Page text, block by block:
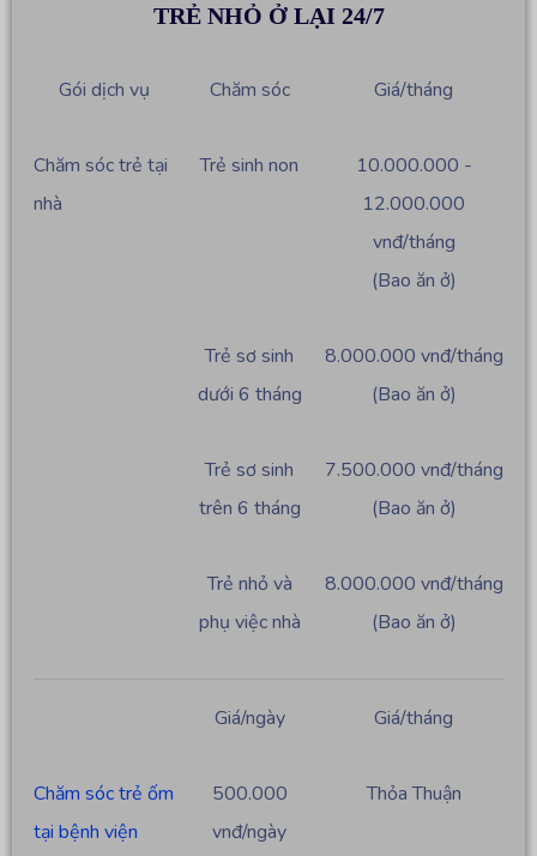
TRẺ NHỎ Ở LẠI 24/7
Gói dịch vụ Chăm sóc Giá/tháng
Chăm sóc trẻ tại
nhà
Trẻ sinh non
10.000.000 -
12.000.000
vnđ/tháng
(Bao ăn ở)
Trẻ sơ sinh
dưới 6 tháng
8.000.000 vnđ/tháng
(Bao ăn ở)
Trẻ sơ sinh
trên 6 tháng
7.500.000 vnđ/tháng
(Bao ăn ở)
Trẻ nhỏ và
phụ việc nhà
8.000.000 vnđ/tháng
(Bao ăn ở)
Giá/ngày Giá/tháng
Chăm sóc trẻ ốm
tại bệnh viện
500.000
vnđ/ngày
Thỏa Thuận